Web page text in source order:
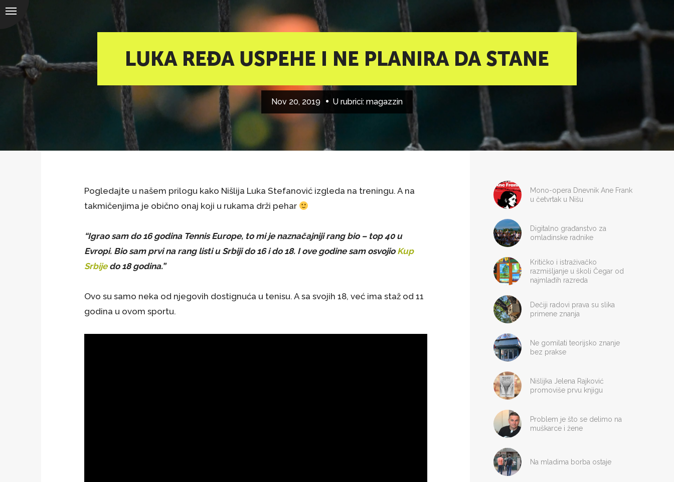
LUKA REĐA USPEHE I NE PLANIRA DA STANE
Nov 20, 2019 U rubrici: magazzin
Pogledajte u našem prilogu kako Nišlija Luka Stefanović izgleda na treningu. A na
takmičenjima je obično onaj koji u rukama drži pehar
“Igrao sam do 16 godina Tennis Europe, to mi je naznačajniji rang bio – top 40 u
Evropi. Bio sam prvi na rang listi u Srbiji do 16 i do 18. I ove godine sam osvojio Kup
Srbijedo 18 godina.”
Ovo su samo neka od njegovih dostignuća u tenisu. A sa svojih 18, već ima staž od 11
godina u ovom sportu.
Mono-opera Dnevnik Ane Frank
u četvrtak u Nišu
Digitalno građanstvo za
omladinske radnike
Kritičko i istraživačko
razmišljanje u školi Čegar od
najmlađih razreda
Dečiji radovi prava su slika
primene znanja
Ne gomilati teorijsko znanje
bez prakse
Nišlijka Jelena Rajković
promoviše prvu knjigu
Problem je što se delimo na
muškarce i žene
Na mladima borba ostaje